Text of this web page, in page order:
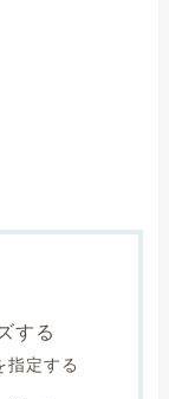
する
定する